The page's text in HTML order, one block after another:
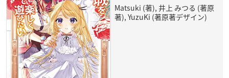
Matsuki (著), 井上 みつる (著原
著), YuzuKi (著原著デザイン)